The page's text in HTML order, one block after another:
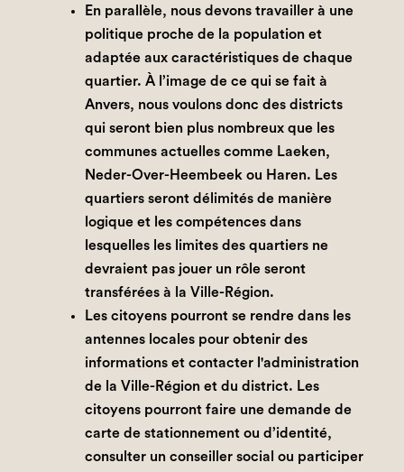
En parallèle, nous devons travailler à une
politique proche de la population et
adaptée aux caractéristiques de chaque
quartier. À l’image de ce qui se fait à
Anvers, nous voulons donc des districts
qui seront bien plus nombreux que les
communes actuelles comme Laeken,
Neder-Over-Heembeek ou Haren. Les
quartiers seront délimités de manière
logique et les compétences dans
lesquelles les limites des quartiers ne
devraient pas jouer un rôle seront
transférées à la Ville-Région.
Les citoyens pourront se rendre dans les
antennes locales pour obtenir des
informations et contacter l'administration
de la Ville-Région et du district. Les
citoyens pourront faire une demande de
carte de stationnement ou d’identité,
consulter un conseiller social ou participer